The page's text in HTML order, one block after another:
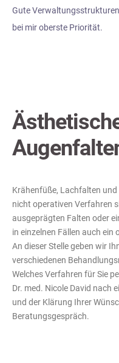
Gute
bei mir oberste Priorität.
Krähenfüße, Lachfalten
nicht operativen Verfahren
ausgeprägten Falten oder
in einzelnen Fällen auch
An dieser Stelle geben wir
verschiedenen
Welches Verfahren für Sie
Dr. med. Nicole David nach
und der Klärung Ihrer
Beratungsgespräch.